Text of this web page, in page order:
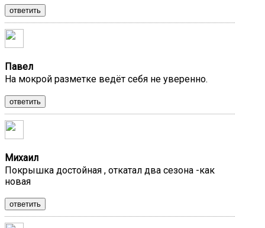
ответить
Павел
На мокрой разметке ведёт себя не уверенно.
ответить
Михаил
Покрышка достойная , откатал два сезона -как
новая
ответить